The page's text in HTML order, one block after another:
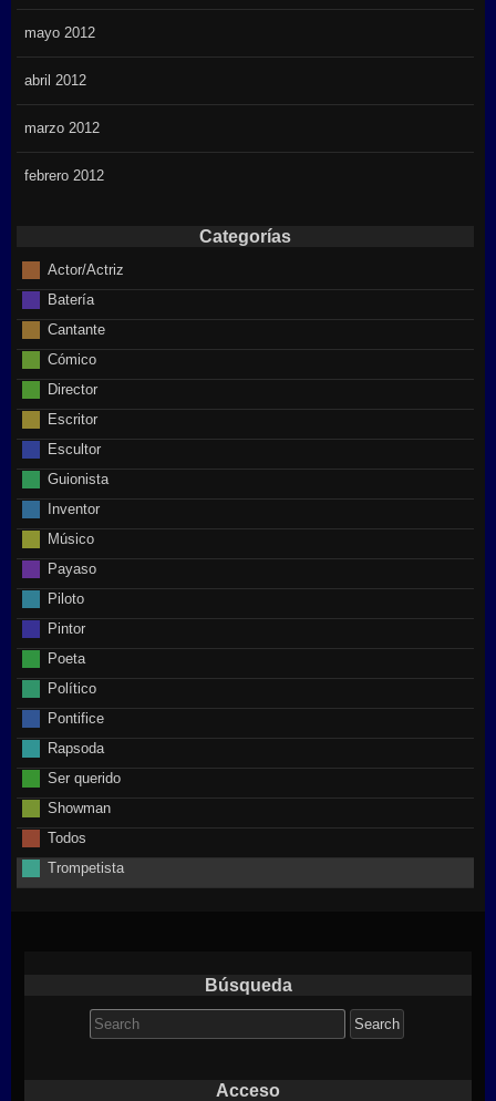
mayo 2012
abril 2012
marzo 2012
febrero 2012
Categorías
Actor/Actriz
Batería
Cantante
Cómico
Director
Escritor
Escultor
Guionista
Inventor
Músico
Payaso
Piloto
Pintor
Poeta
Político
Pontifice
Rapsoda
Ser querido
Showman
Todos
Trompetista
Búsqueda
Search
for:
Acceso